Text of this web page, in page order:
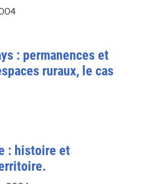
: permanences et
ruraux, le cas
: histoire et